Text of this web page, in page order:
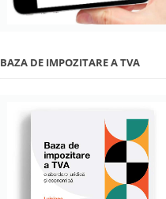
BAZA DE IMPOZITARE A TVA